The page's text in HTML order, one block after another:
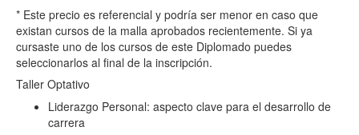
* Este precio es referencial y podría ser menor en caso que
existan cursos de la malla aprobados recientemente. Si ya
cursaste uno de los cursos de este Diplomado puedes
seleccionarlos al final de la inscripción.
Taller Optativo
Liderazgo Personal: aspecto clave para el desarrollo de
carrera